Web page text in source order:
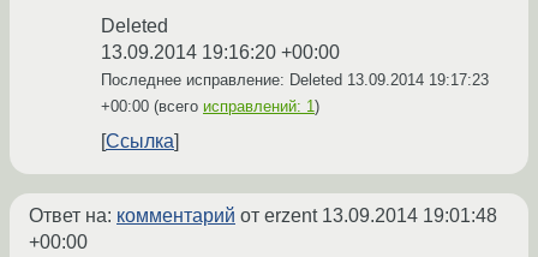
Deleted
13.09.2014 19:16:20 +00:00
Последнее исправление: Deleted 13.09.2014 19:17:23
+00:00 (всего исправлений: 1)
Ссылка
Ответ на: комментарий от erzent 13.09.2014 19:01:48
+00:00